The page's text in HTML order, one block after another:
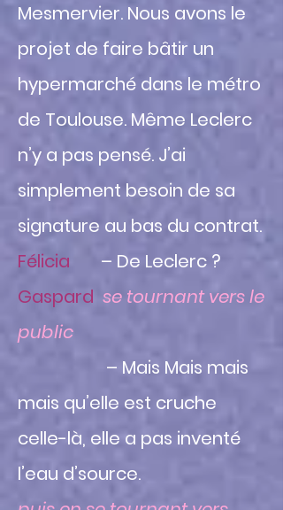
Mesmervier. Nous avons le
projet de faire bâtir un
hypermarché dans le métro
de Toulouse. Même Leclerc
n’y a pas pensé. J’ai
simplement besoin de sa
signature au bas du contrat.
Félicia – De Leclerc ?
Gaspard se tournant vers le
public
– Mais Mais mais
mais qu’elle est cruche
celle-là, elle a pas inventé
l’eau d’source.